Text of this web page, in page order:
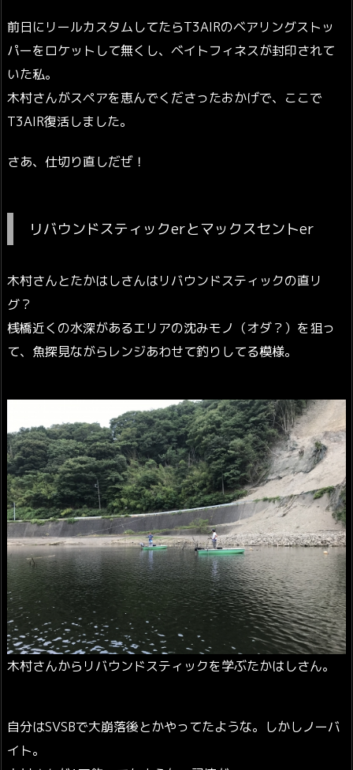
前日にリールカスタムしてたらT3AIRのベアリングストッ
パーをロケットして無くし、ベイトフィネスが封印されて
いた私。
木村さんがスペアを恵んでくださったおかげで、ここで
T3AIR復活しました。
さあ、仕切り直しだぜ！
リバウンドスティックerとマックスセントer
木村さんとたかはしさんはリバウンドスティックの直リ
グ？
桟橋近くの水深があるエリアの沈みモノ（オダ？）を狙っ
て、魚探見ながらレンジあわせて釣りしてる模様。
木村さんからリバウンドスティックを学ぶたかはしさん。
自分はSVSBで大崩落後とかやってたような。しかしノーバ
イト。